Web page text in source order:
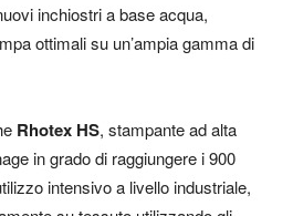
inchiostri a base acqua,
ottimali su un’ampia gamma di
Rhotex HS, stampante ad alta
in grado di raggiungere i 900
intensivo a livello industriale,